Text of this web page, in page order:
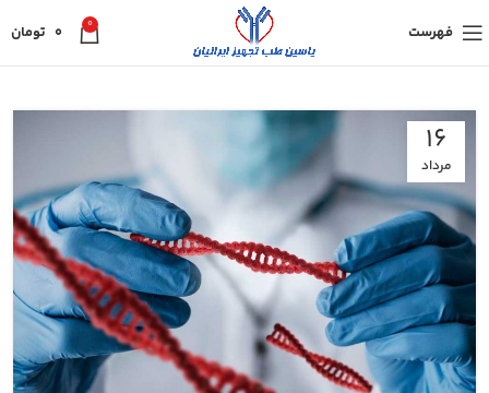
فهرست 0
0 تومان
16
مرداد